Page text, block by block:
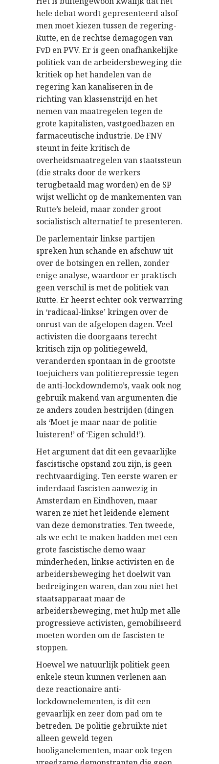
hele debat wordt gepresenteerd alsof
men moet kiezen tussen de regering-
Rutte, en de rechtse demagogen van
FvD en PVV. Er is geen onafhankelijke
politiek van de arbeidersbeweging die
kritiek op het handelen van de
regering kan kanaliseren in de
richting van klassenstrijd en het
nemen van maatregelen tegen de
grote kapitalisten, vastgoedbazen en
farmaceutische industrie. De FNV
steunt in feite kritisch de
overheidsmaatregelen van staatssteun
(die straks door de werkers
terugbetaald mag worden) en de SP
wijst wellicht op de mankementen van
Rutte’s beleid, maar zonder groot
socialistisch alternatief te presenteren.
De parlementair linkse partijen
spreken hun schande en afschuw uit
over de botsingen en rellen, zonder
enige analyse, waardoor er praktisch
geen verschil is met de politiek van
Rutte. Er heerst echter ook verwarring
in ‘radicaal-linkse’ kringen over de
onrust van de afgelopen dagen. Veel
activisten die doorgaans terecht
kritisch zijn op politiegeweld,
veranderden spontaan in de grootste
toejuichers van politierepressie tegen
de anti-lockdowndemo’s, vaak ook nog
gebruik makend van argumenten die
ze anders zouden bestrijden (dingen
als ‘Moet je maar naar de politie
luisteren!’ of ‘Eigen schuld!’).
Het argument dat dit een gevaarlijke
fascistische opstand zou zijn, is geen
rechtvaardiging. Ten eerste waren er
inderdaad fascisten aanwezig in
Amsterdam en Eindhoven, maar
waren ze niet het leidende element
van deze demonstraties. Ten tweede,
als we echt te maken hadden met een
grote fascistische demo waar
minderheden, linkse activisten en de
arbeidersbeweging het doelwit van
bedreigingen waren, dan zou niet het
staatsapparaat maar de
arbeidersbeweging, met hulp met alle
progressieve activisten, gemobiliseerd
moeten worden om de fascisten te
stoppen.
Hoewel we natuurlijk politiek geen
enkele steun kunnen verlenen aan
deze reactionaire anti-
lockdownelementen, is dit een
gevaarlijk en zeer dom pad om te
betreden. De politie gebruikte niet
alleen geweld tegen
hooliganelementen, maar ook tegen